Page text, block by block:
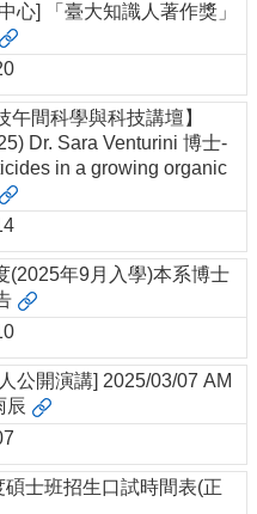
心] 「臺大知識人著作獎」
午間科學與科技講壇】
Dr. Sara Venturini 博士-
in a growing organic
(2025年9月入學)本系博士
公開演講] 2025/03/07 AM
辰
碩士班招生口試時間表(正